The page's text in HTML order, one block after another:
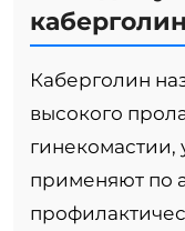
Каберголин
высокого
гинекомастии,
применяют по